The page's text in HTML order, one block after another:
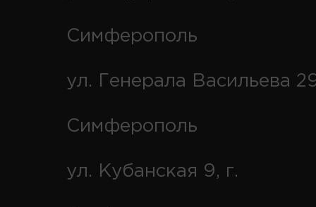
Симферополь
ул. Генерала Васильева
Симферополь
ул. Кубанская 9, г.